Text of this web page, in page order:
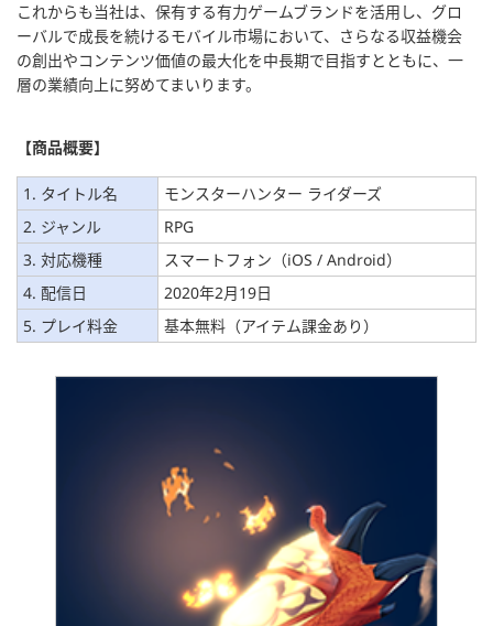
これからも当社は、保有する有力ゲームブランドを活用し、グロ
ーバルで成長を続けるモバイル市場において、さらなる収益機会
の創出やコンテンツ価値の最大化を中長期で目指すとともに、一
層の業績向上に努めてまいります。
【商品概要】
1. タイトル名
モンスターハンター ライダーズ
2. ジャンル
RPG
3. 対応機種
スマートフォン（iOS / Android）
4. 配信日
2020年2月19日
5. プレイ料金
基本無料（アイテム課金あり）